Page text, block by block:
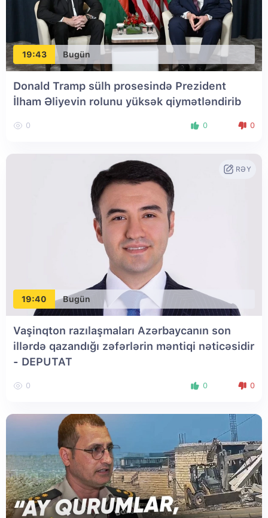
19:43 Bugün
Donald Tramp sülh prosesində Prezident
İlham Əliyevin rolunu yüksək qiymətləndirib
0 0 0
19:40 Bugün
RƏY
Vaşinqton razılaşmaları Azərbaycanın son
illərdə qazandığı zəfərlərin məntiqi nəticəsidir
- DEPUTAT
0 0 0